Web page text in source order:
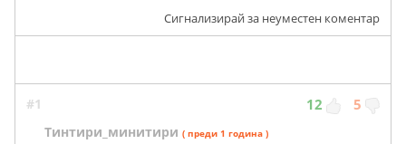
Сигнализирай за неуместен коментар
#1 12 5
Тинтири_минитири ( преди 1 година )